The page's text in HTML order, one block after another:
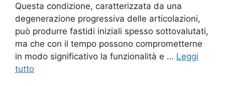
Questa condizione, caratterizzata da una
degenerazione progressiva delle articolazioni,
può produrre fastidi iniziali spesso sottovalutati,
ma che con il tempo possono comprometterne
in modo significativo la funzionalità e … Leggi
tutto